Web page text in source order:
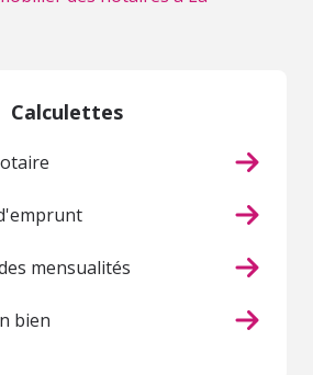
Calculettes
mensualités
bien